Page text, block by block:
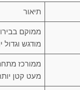
תיאור
ממוקם
מודגש וגדול
ממורכז
מעט קטן